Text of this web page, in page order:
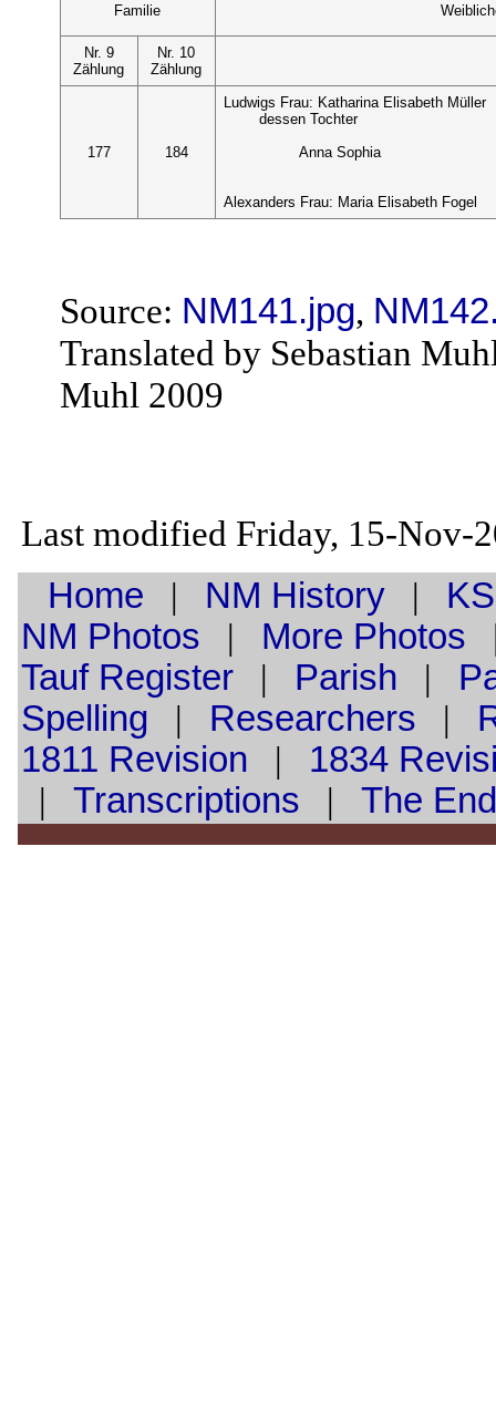
Familie
Nr. 9
Zählung
Nr. 10
Zählung
177 184
Ludwigs Frau: Katharina Elisabeth Müller
dessen Tochter
Anna Sophia
Alexanders Frau: Maria Elisabeth Fogel
Source: NM141.jpg,
Translated by Sebastian
Muhl 2009
Last modified Friday, 15-Nov-
Home | NM History|
NM Photos | More Photos
TaufRegister| Parish |
Spelling | Researchers |
1811 Revision | 1834
| Transcriptions | The End